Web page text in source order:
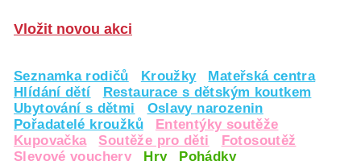
Vložit novou akci
Seznamka rodičů Kroužky
Mateřská centra
Hlídání dětí
Restaurace s dětským koutkem
Ubytování s dětmi
Oslavy narozenin
Pořadatelé kroužků
Ententýky soutěže
Kupovačka
Soutěže pro děti
Fotosoutěž
Slevové vouchery
Hry
Pohádky